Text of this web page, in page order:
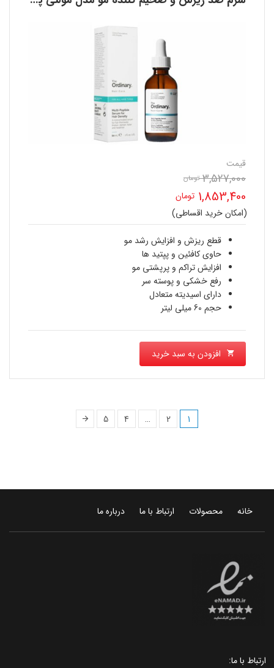
قیمت
3,527,000 تومان
اصلی
3,527,000 تومان
بود.
1,853,400 تومان
قیمت
فعلی
1,853,400 تومان
است.
(امکان خرید اقساطی)
قطع ریزش و افزایش رشد مو
حاوی کافئین و پپتید ها
افزایش تراکم و پرپشتی مو
رفع خشکی و پوسته سر
دارای اسیدیته متعادل
حجم 60 میلی لیتر
افزودن به سبد خرید
1
2
…
4
5
خانه محصولات ارتباط با ما درباره ما
ارتباط با ما: